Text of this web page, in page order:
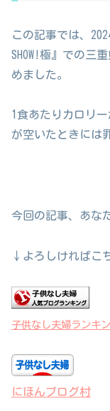
この記事では、
SHOW!極』での三
めました。
1食あたりカロリ
が空いたときには
今回の記事、あな
↓よろしければこ
子供なし夫婦ランキ
にほんブログ村